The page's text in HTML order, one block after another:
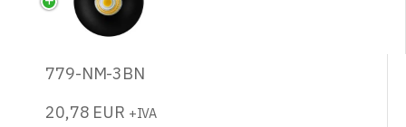
779-NM-3BN
20,78 EUR +IVA